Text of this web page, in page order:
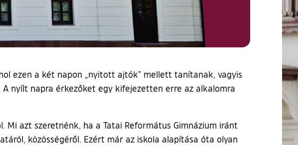
ezen a két napon „nyitott ajtók” mellett tanítanak, vagyis
nyílt napra érkezőket egy kifejezetten erre az alkalomra
azt szeretnénk, ha a Tatai Református Gimnázium iránt
közösségéről. Ezért már az iskola alapítása óta olyan